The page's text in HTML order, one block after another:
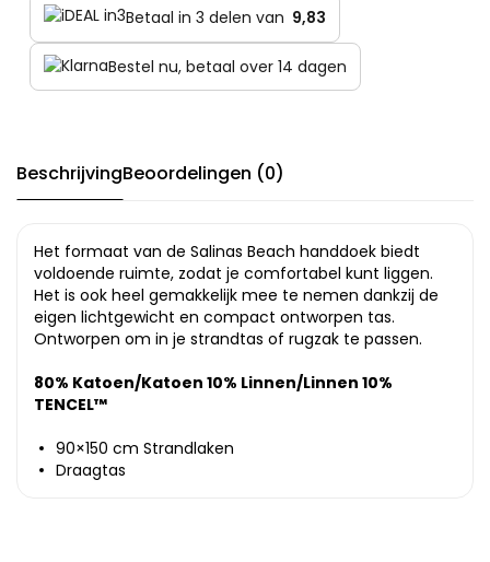
Betaal in 3 delen van 9,83
Bestel nu, betaal over 14 dagen
BeschrijvingBeoordelingen (0)
Het formaat van de Salinas Beach handdoek biedt
voldoende ruimte, zodat je comfortabel kunt liggen.
Het is ook heel gemakkelijk mee te nemen dankzij de
eigen lichtgewicht en compact ontworpen tas.
Ontworpen om in je strandtas of rugzak te passen.
80% Katoen/Katoen 10% Linnen/Linnen 10%
TENCEL™
90×150 cm Strandlaken
Draagtas